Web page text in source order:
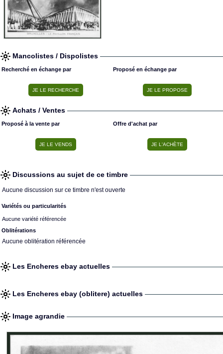
Mancolistes / Dispolistes
Recherché en échange par Proposé en échange par
Achats / Ventes
Proposé à la vente par Offre d'achat par
Discussions au sujet de ce timbre
Aucune discussion sur ce timbre n'est ouverte
Variétés ou particularités
Aucune variété référencée
Oblitérations
Aucune oblitération référencée
Les Encheres ebay actuelles
Les Encheres ebay (oblitere) actuelles
Image agrandie